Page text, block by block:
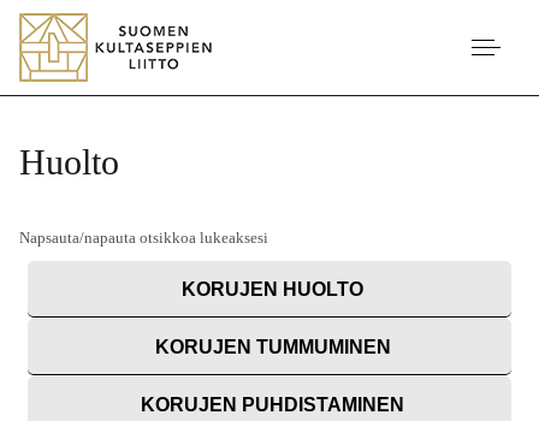
Huolto
Napsauta/napauta otsikkoa lukeaksesi
KORUJEN HUOLTO
KORUJEN TUMMUMINEN
KORUJEN PUHDISTAMINEN